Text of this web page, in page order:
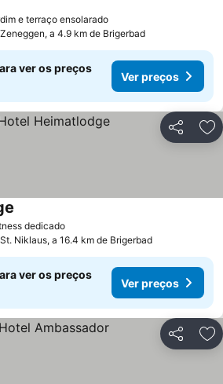
e terraço ensolaradoVer preços
preços
Zeneggen, a 4.9 km de Brigerbad
ver os preços
Ver preços
Partilhar
dedicadoVer preços
St. Niklaus, a 16.4 km de Brigerbad
ver os preços
Ver preços
Partilhar